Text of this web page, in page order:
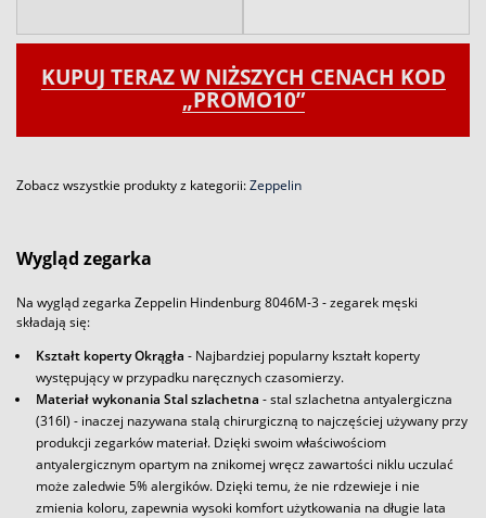
KUPUJ TERAZ W NIŻSZYCH CENACH KOD
„PROMO10”
Zobacz wszystkie produkty z kategorii:Zeppelin
Wygląd zegarka
Na wygląd zegarka Zeppelin Hindenburg 8046M-3 - zegarek męski
składają się:
Kształt koperty Okrągła - Najbardziej popularny kształt koperty
występujący w przypadku naręcznych czasomierzy.
Materiał wykonania Stal szlachetna - stal szlachetna antyalergiczna
(316l) - inaczej nazywana stalą chirurgiczną to najczęściej używany przy
produkcji zegarków materiał. Dzięki swoim właściwościom
antyalergicznym opartym na znikomej wręcz zawartości niklu uczulać
może zaledwie 5% alergików. Dzięki temu, że nie rdzewieje i nie
zmienia koloru, zapewnia wysoki komfort użytkowania na długie lata